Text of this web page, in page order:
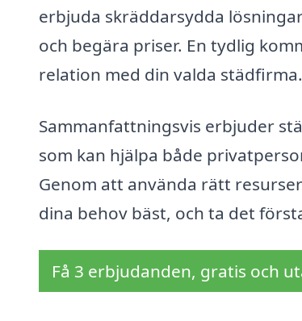
erbjuda skräddarsydda
och begära priser. En tydlig
relation med din valda städfirma.
Sammanfattningsvis erbjuder
som kan hjälpa både
Genom att använda rätt
dina behov bäst, och ta det
Få 3 erbjudanden, gratis och